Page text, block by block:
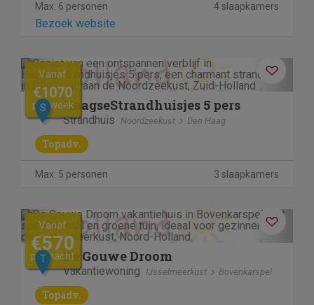
Max. 6 personen 4 slaapkamers
Bezoek website
Previous Next
Vanaf
€1070
per week
S HaagseStrandhuisjes 5 pers
Strandhuis Noordzeekust Den Haag
Topadv.
Max. 5 personen 3 slaapkamers
Previous Next
Vanaf
€570
per nacht
T De Gouwe Droom
Vakantiewoning IJsselmeerkust Bovenkarspel
Topadv.